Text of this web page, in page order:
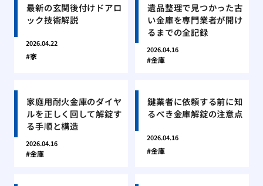
最新の玄関後付けドアロ
ック技術解説
2026.04.22
家
遺品整理で見つかった古
い金庫を専門業者が開け
るまでの全記録
2026.04.16
金庫
家庭用耐火金庫のダイヤ
ルを正しく回して解錠す
る手順と構造
2026.04.16
金庫
鍵業者に依頼する前に知
るべき金庫解錠の注意点
2026.04.16
金庫